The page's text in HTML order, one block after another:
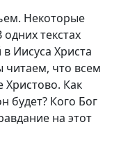
Некоторые
текстах
Иисуса Христа
читаем, что всем
Как
будет? Кого Бог
на этот
Синицына,
Юнак,
Синицына,
Юнак,